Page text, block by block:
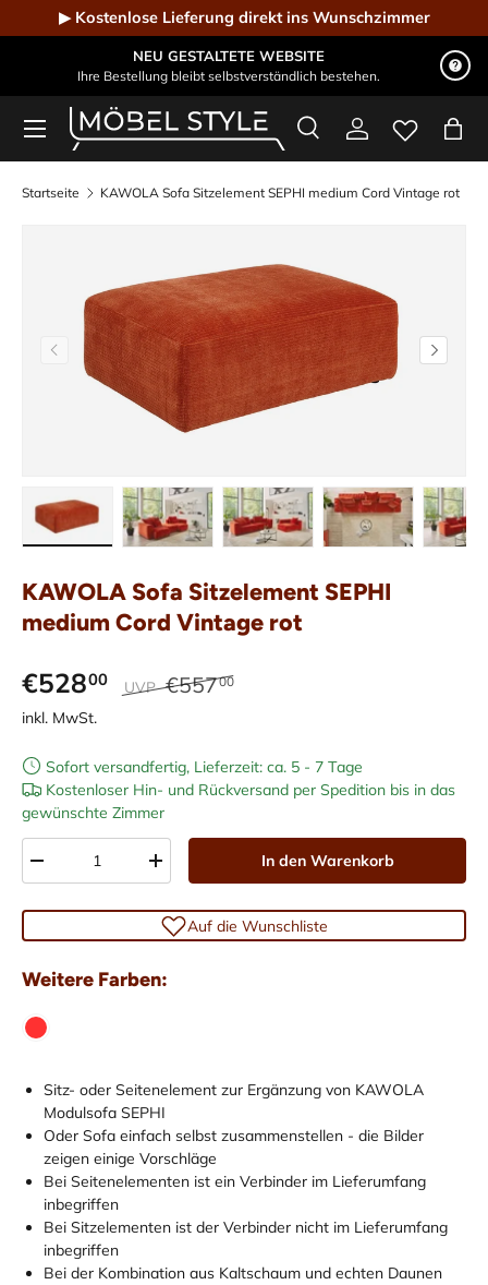
Direkt zum Inhalt
▶ Kostenlose Lieferung direkt ins Wunschzimmer
NEU GESTALTETE WEBSITE
Ihre Bestellung bleibt selbstverständlich bestehen.
Möbel Style - Der Online-Shop für Designmöbel
Suchen
SucheEinloggen
Menü
Startseite KAWOLA Sofa Sitzelement SEPHI medium Cord Vintage rot
Vorherige Nächste
Bild 1 in Galerieansicht laden
Bild 2 in Galerieansicht laden
Bild 3 in Galerieansicht laden
Bild 4 in Bild 5
KAWOLA Sofa Sitzelement SEPHI
medium Cord Vintage rot
€52800 UVP €55700
inkl. MwSt.
Sofort versandfertig, Lieferzeit: ca. 5 - 7 Tage
Kostenloser Hin- und Rückversand per Spedition bis in das
gewünschte Zimmer
-
+ In den Warenkorb
Auf die Wunschliste
Weitere Farben:
Sitz- oder Seitenelement zur Ergänzung von KAWOLA
Modulsofa SEPHI
Oder Sofa einfach selbst zusammenstellen - die Bilder
zeigen einige Vorschläge
Bei Seitenelementen ist ein Verbinder im Lieferumfang
inbegriffen
Bei Sitzelementen ist der Verbinder nicht im Lieferumfang
inbegriffen
Bei der Kombination aus Kaltschaum und echten Daunen